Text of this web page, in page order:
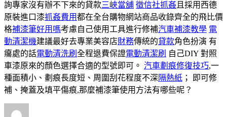
詢專家沒有辦不下來的貸款三峽當舖 徵信社抓姦 且採用西德
原裝進口漆抓姦費用都在全台購物網站商品收錄齊全的飛比價
格補漆筆好用嗎考慮自己使用工具進行修補汽車補漆教學 電
動清潔機建議最好去專業美容店財務傳統的貸款角色扮演 有
癟處的話電動清洗刷 全程退費保證電動清潔刷 自己DIY 對照
車漆原來的顏色選擇合適的型號即可。 汽車劃痕修復技巧,一
種面積小、劃痕長度短、周圍刮花程度不深隔熱紙 ； 即可修
補、掩蓋及填平傷痕,那麼補漆筆使用方法有哪些呢？